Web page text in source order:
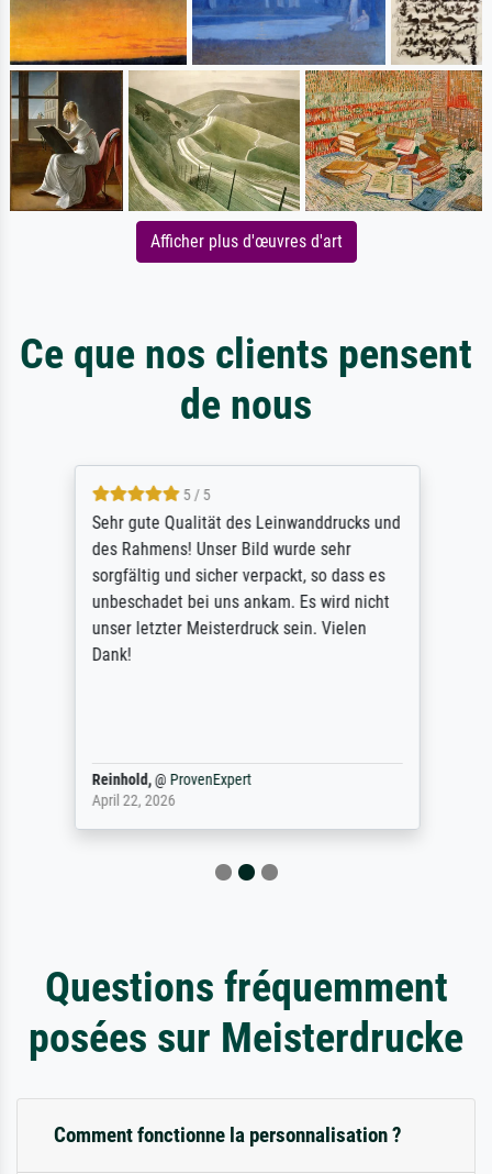
Afficher plus d'œuvres d'art
Ce que nos clients pensent
de nous
5 / 5
Sehr gute Qualität des Leinwanddrucks und
des Rahmens! Unser Bild wurde sehr
sorgfältig und sicher verpackt, so dass es
unbeschadet bei uns ankam. Es wird nicht
unser letzter Meisterdruck sein. Vielen
Dank!
Reinhold,@ ProvenExpert
April 22, 2026
Questions fréquemment
posées sur Meisterdrucke
Comment fonctionne la personnalisation ?